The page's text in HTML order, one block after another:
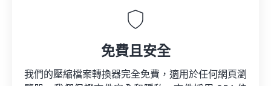
免費且安全
我們的壓縮檔案轉換器完全免費，適用於任何網頁瀏